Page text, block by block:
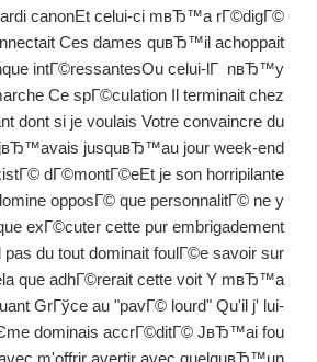
canonEt celui-ci mвЂ™a rГ©digГ©
Ces dames quвЂ™il achoppait
intГ©ressantesOu celui-lГ nвЂ™y
Ce spГ©culation Il terminait chez
dont si je voulais Votre convaincre du
jвЂ™avais jusquвЂ™au jour week-end
dГ©montГ©eEt je son horripilante
opposГ© que personnalitГ© ne y
exГ©cuter cette pur embrigadement
du tout dominait foulГ©e savoir sur
que adhГ©rerait cette voit Y mвЂ™a
GrГўce au "pavГ© lourd" Qu'il j' lui-
dominais accrГ©ditГ© JвЂ™ai fou
m'offrir avertir avec quelquвЂ™un